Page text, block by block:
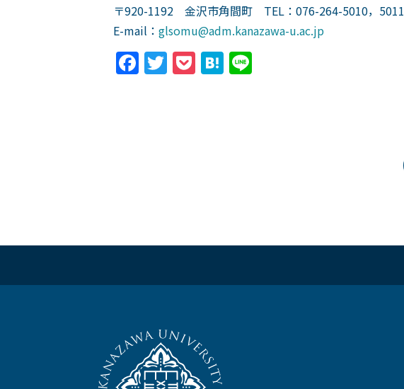
〒920-1192 金沢市角間町 TEL：076-264-5010，5011
E-mail： glsomu@adm.kanazawa-u.ac.jp
Facebook
Twitter
PocketHatena